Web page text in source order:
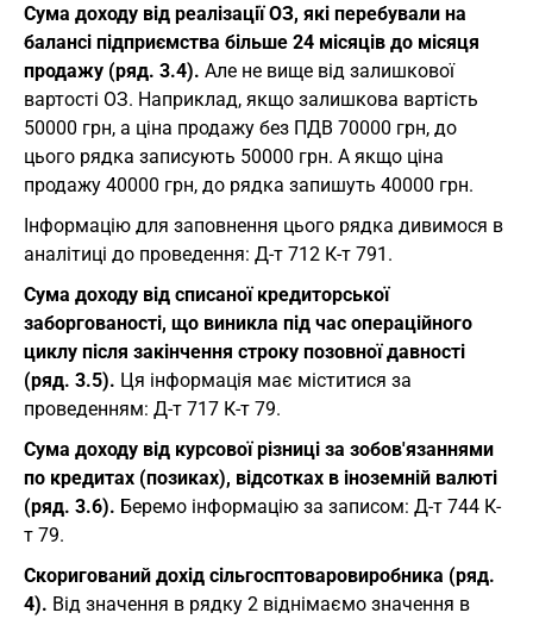
Сума доходу від реалізації ОЗ, які перебували на
балансі підприємства більше 24 місяців до місяця
продажу (ряд. 3.4). Але не вище від залишкової
вартості ОЗ. Наприклад, якщо залишкова вартість
50000 грн, а ціна продажу без ПДВ 70000 грн, до
цього рядка записують 50000 грн. А якщо ціна
продажу 40000 грн, до рядка запишуть 40000 грн.
Iнформацію для заповнення цього рядка дивимося в
аналітиці до проведення: Д-т 712 К-т 791.
Сума доходу від списаної кредиторської
заборгованості, що виникла під час операційного
циклу після закінчення строку позовної давності
(ряд. 3.5). Ця інформація має міститися за
проведенням: Д-т 717 К-т 79.
Сума доходу від курсової різниці за зобов'язаннями
по кредитах (позиках), відсотках в іноземній валюті
(ряд. 3.6). Беремо інформацію за записом: Д-т 744 К-
т 79.
Скоригований дохід сільгосптоваровиробника (ряд.
4). Від значення в рядку 2 віднімаємо значення в